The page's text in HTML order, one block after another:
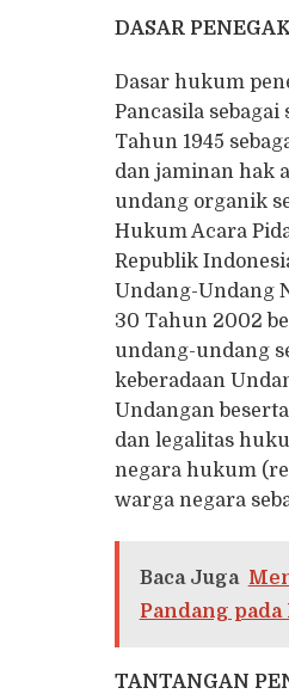
DASAR
Dasar hukum
Pancasila
Tahun 1945
dan jaminan hak
undang organik
Hukum Acara
Republik
Undang-Undang
30 Tahun 2002
undang-undang
keberadaan
Undangan
dan legalitas
negara hukum
warga negara
Baca Juga
Pandang
TANTANGAN